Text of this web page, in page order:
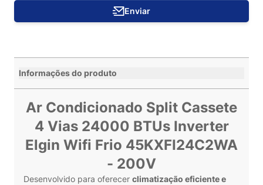
Enviar
Informações do produto
Ar Condicionado Split Cassete
4 Vias 24000 BTUs Inverter
Elgin Wifi Frio 45KXFI24C2WA
- 200V
Desenvolvido para oferecer climatização eficiente e